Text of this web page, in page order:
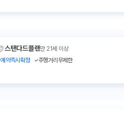
스탠다드플랜만 21세 이상
예약즉시확정
주행거리무제한